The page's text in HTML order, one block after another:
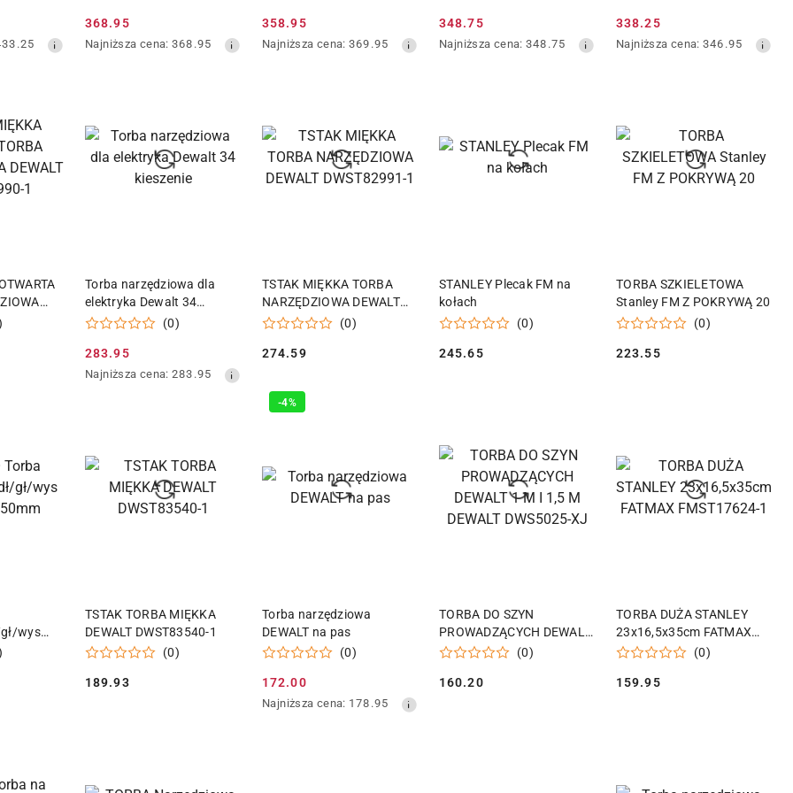
Cena
promocyjna:
368.95
Najniższa
przed
obniżką
Najniższa cena: 368.95
Cena
promocyjna:
358.95
Najniższa
przed
obniżką
Najniższa cena: 369.95
Cena
promocyjna:
348.75
Najniższa
obniżką
Najniższa cena: 348.75
Cena
promocyjna:
338.25
Najniższa
przed
obniżką
Najniższa cena: 346.95
1
Torba narzędziowa dla
elektryka Dewalt 34
kieszenie
(0)
Cena
promocyjna:
283.95
Najniższa
obniżką
Najniższa cena: 283.95
DODAJ DO KOSZYKA
TSTAK MIĘKKA TORBA
NARZĘDZIOWA DEWALT
DWST82991-1(0)
Cena:
274.59
STANLEY Plecak FM na
kołach
(0)
Cena:
245.65
DODAJ DO KOSZYKA
TORBA SZKIELETOWA
Stanley FM Z POKRYWĄ 20
(0)
Cena:
223.55
wys
TSTAK TORBA MIĘKKA
DEWALT DWST83540-1
(0)
Cena:
189.93
Torba narzędziowa
DEWALT na pas
(0)
Cena
promocyjna:
172.00
Najniższa
Najniższa cena: 178.95
-4%
DODAJ DO KOSZYKA
TORBA DO SZYN
PROWADZĄCYCH DEWALT
1 M I 1,5 M DEWALT
(0)
Cena:
160.20
TORBA DUŻA STANLEY
23x16,5x35cm FATMAX
FMST17624-1(0)
Cena:
159.95
DODAJ DO KOSZYKA